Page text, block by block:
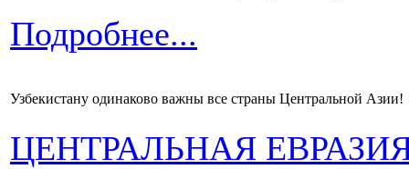
Подробнее...
Узбекистану одинаково важны все страны Центральной Азии!
ЦЕНТРАЛЬНАЯ